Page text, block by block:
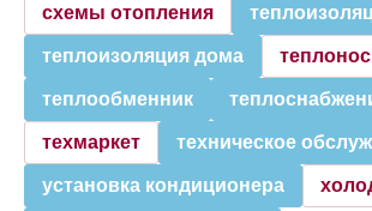
схемы отопления
теплоизоляция дома
теплообменник
техмаркет техническое
установка кондиционера